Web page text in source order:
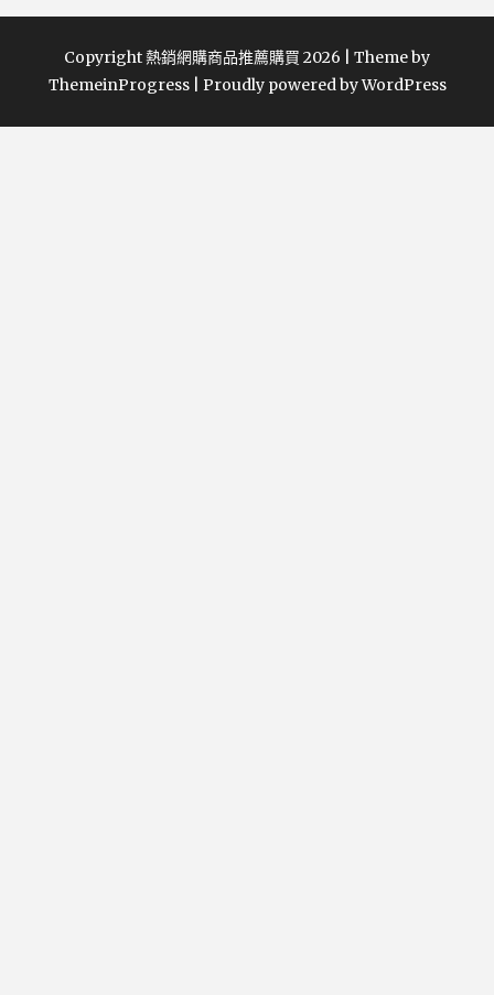
Copyright 熱銷網購商品推薦購買 2026 | Theme by
ThemeinProgress| Proudly powered by WordPress